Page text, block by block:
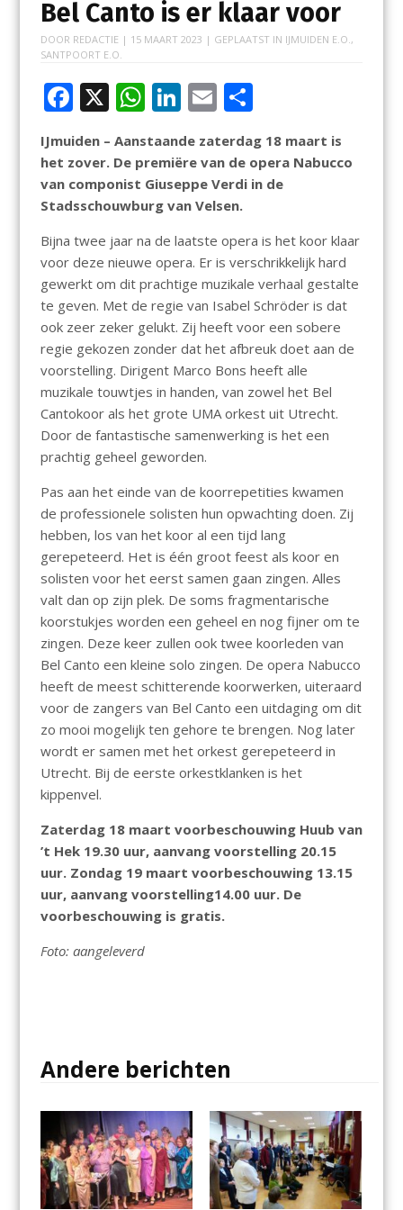
Bel Canto is er klaar voor
DOOR REDACTIE | 15 MAART 2023 | GEPLAATST IN IJMUIDEN E.O. ,
SANTPOORT E.O.
F
ac
e
b
o
o
k
X W
at
s
A
p
p
Li
n
k
e
dI
n
E
m
ai
l
D
e
n
IJmuiden – Aanstaande zaterdag 18 maart is
het zover. De premiëre van de opera Nabucco
van componist Giuseppe Verdi in de
Stadsschouwburg van Velsen.
Bijna twee jaar na de laatste opera is het koor klaar
voor deze nieuwe opera. Er is verschrikkelijk hard
gewerkt om dit prachtige muzikale verhaal gestalte
te geven. Met de regie van Isabel Schröder is dat
ook zeer zeker gelukt. Zij heeft voor een sobere
regie gekozen zonder dat het afbreuk doet aan de
voorstelling. Dirigent Marco Bons heeft alle
muzikale touwtjes in handen, van zowel het Bel
Cantokoor als het grote UMA orkest uit Utrecht.
Door de fantastische samenwerking is het een
prachtig geheel geworden.
Pas aan het einde van de koorrepetities kwamen
de professionele solisten hun opwachting doen. Zij
hebben, los van het koor al een tijd lang
gerepeteerd. Het is één groot feest als koor en
solisten voor het eerst samen gaan zingen. Alles
valt dan op zijn plek. De soms fragmentarische
koorstukjes worden een geheel en nog fijner om te
zingen. Deze keer zullen ook twee koorleden van
Bel Canto een kleine solo zingen. De opera Nabucco
heeft de meest schitterende koorwerken, uiteraard
voor de zangers van Bel Canto een uitdaging om dit
zo mooi mogelijk ten gehore te brengen. Nog later
wordt er samen met het orkest gerepeteerd in
Utrecht. Bij de eerste orkestklanken is het
kippenvel.
Zaterdag 18 maart voorbeschouwing Huub van
’t Hek 19.30 uur, aanvang voorstelling 20.15
uur. Zondag 19 maart voorbeschouwing 13.15
uur, aanvang voorstelling14.00 uur. De
voorbeschouwing is gratis.
Foto: aangeleverd
Andere berichten